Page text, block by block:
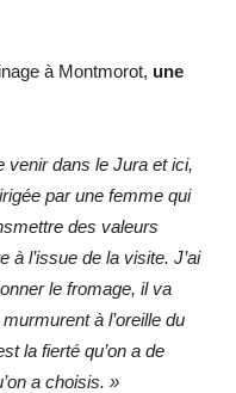
à Montmorot, une
venir dans le Jura et ici,
par une femme qui
des valeurs
l’issue de la visite. J’ai
le fromage, il va
à l’oreille du
la fierté qu’on a de
a choisis. »